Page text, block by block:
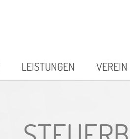
LEISTUNGEN VEREIN